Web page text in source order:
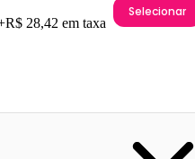
28,42 em taxa
Selecionar